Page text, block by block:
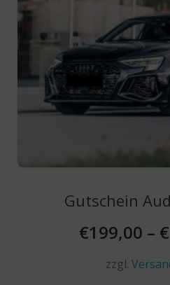
Gutschein
€199,00 – €
zzgl.